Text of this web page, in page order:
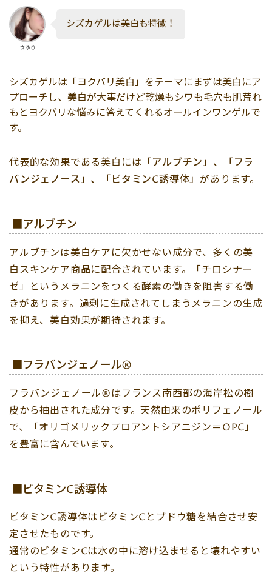
さゆり
シズカゲルは美白も特徴！
シズカゲルは「ヨクバリ美白」をテーマにまずは美白にア
プローチし、美白が大事だけど乾燥もシワも毛穴も肌荒れ
もとヨクバリな悩みに答えてくれるオールインワンゲルで
す。
代表的な効果である美白には 「アルブチン」、「フラ
バンジェノース」、「ビタミンC誘導体」があります。
■アルブチン
アルブチンは美白ケアに欠かせない成分で、多くの美
白スキンケア商品に配合されています。「チロシナー
ゼ」というメラニンをつくる酵素の働きを阻害する働
きがあります。過剰に生成されてしまうメラニンの生成
を抑え、美白効果が期待されます。
■フラバンジェノール®
フラバンジェノール®はフランス南西部の海岸松の樹
皮から抽出された成分です。天然由来のポリフェノール
で、「オリゴメリックプロアントシアニジン＝OPC」
を豊富に含んでいます。
■ビタミンC誘導体
ビタミンC誘導体はビタミンCとブドウ糖を結合させ安
定させたものです。
通常のビタミンCは水の中に溶け込ませると壊れやすい
という特性があります。